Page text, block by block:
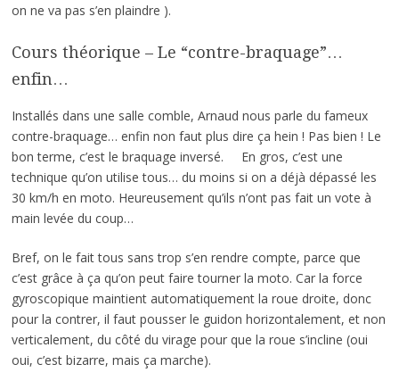
on ne va pas s’en plaindre ).
Cours théorique – Le “contre-braquage”…
enfin…
Installés dans une salle comble, Arnaud nous parle du fameux
contre-braquage… enfin non faut plus dire ça hein ! Pas bien ! Le
bon terme, c’est le braquage inversé. En gros, c’est une
technique qu’on utilise tous… du moins si on a déjà dépassé les
30 km/h en moto. Heureusement qu’ils n’ont pas fait un vote à
main levée du coup…
Bref, on le fait tous sans trop s’en rendre compte, parce que
c’est grâce à ça qu’on peut faire tourner la moto. Car la force
gyroscopique maintient automatiquement la roue droite, donc
pour la contrer, il faut pousser le guidon horizontalement, et non
verticalement, du côté du virage pour que la roue s’incline (oui
oui, c’est bizarre, mais ça marche).